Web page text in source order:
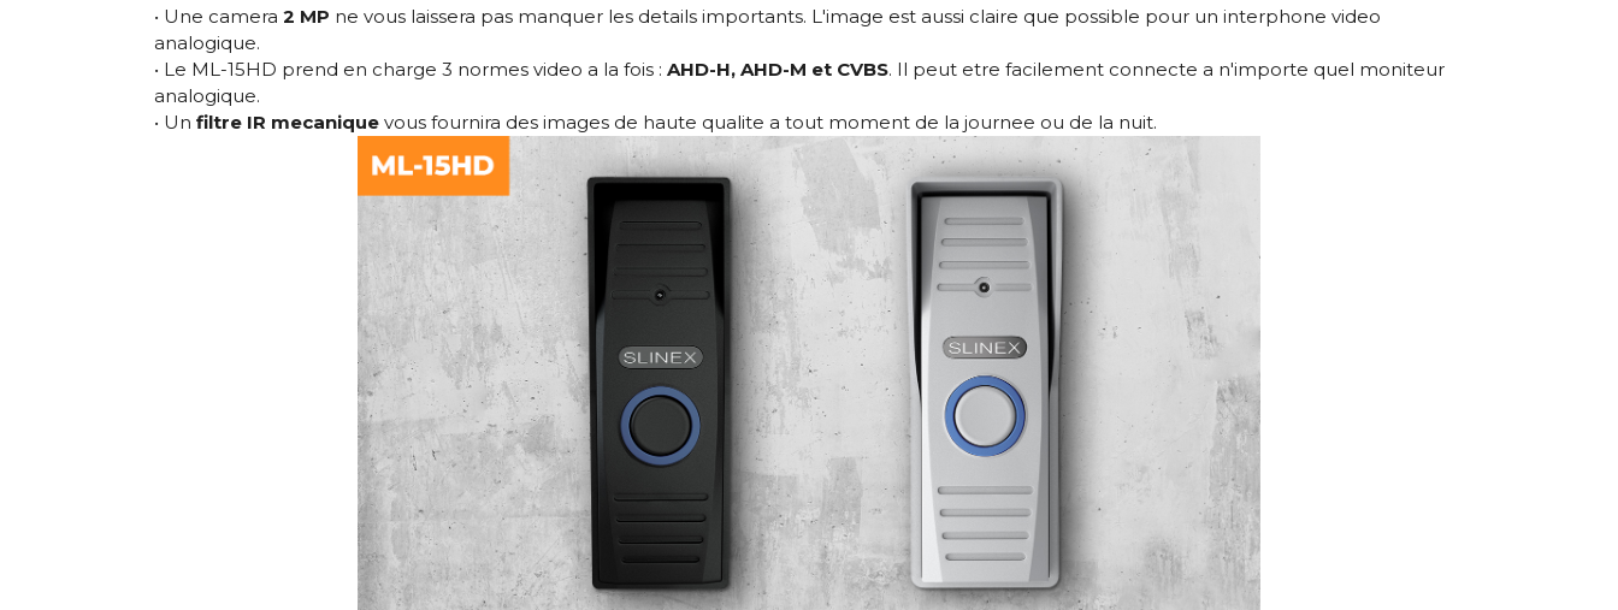
• Une camera 2 MP ne vous laissera pas manquer les details importants. L'image est aussi claire que possible pour un interphone video
analogique.
• Le ML-15HD prend en charge 3 normes video a la fois : AHD-H, AHD-M et CVBS. Il peut etre facilement connecte a n'importe quel moniteur
analogique.
• Un filtre IR mecaniquevous fournira des images de haute qualite a tout moment de la journee ou de la nuit.